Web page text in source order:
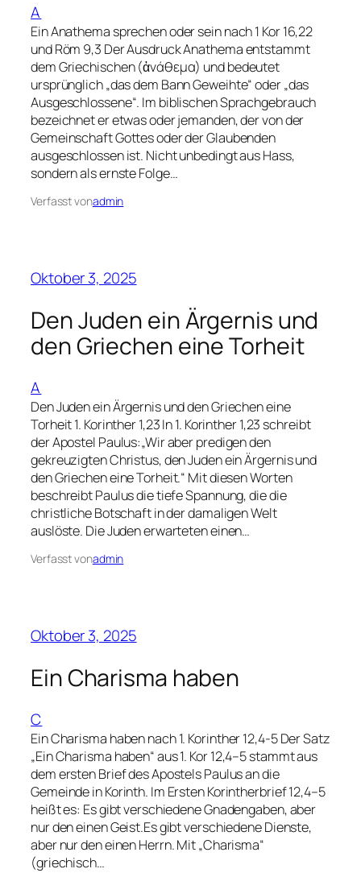
A
Ein Anathema sprechen oder sein nach 1 Kor 16,22
und Röm 9,3 Der Ausdruck Anathema entstammt
dem Griechischen (ἀνάθεμα) und bedeutet
ursprünglich „das dem Bann Geweihte“ oder „das
Ausgeschlossene“. Im biblischen Sprachgebrauch
bezeichnet er etwas oder jemanden, der von der
Gemeinschaft Gottes oder der Glaubenden
ausgeschlossen ist. Nicht unbedingt aus Hass,
sondern als ernste Folge…
Verfasst vonadmin
Oktober 3, 2025
Den Juden ein Ärgernis und
den Griechen eine Torheit
A
Den Juden ein Ärgernis und den Griechen eine
Torheit 1. Korinther 1,23 In 1. Korinther 1,23 schreibt
der Apostel Paulus:„Wir aber predigen den
gekreuzigten Christus, den Juden ein Ärgernis und
den Griechen eine Torheit.“ Mit diesen Worten
beschreibt Paulus die tiefe Spannung, die die
christliche Botschaft in der damaligen Welt
auslöste. Die Juden erwarteten einen…
Verfasst vonadmin
Oktober 3, 2025
Ein Charisma haben
C
Ein Charisma haben nach 1. Korinther 12,4-5 Der Satz
„Ein Charisma haben“ aus 1. Kor 12,4–5 stammt aus
dem ersten Brief des Apostels Paulus an die
Gemeinde in Korinth. Im Ersten Korintherbrief 12,4–5
heißt es: Es gibt verschiedene Gnadengaben, aber
nur den einen Geist.Es gibt verschiedene Dienste,
aber nur den einen Herrn. Mit „Charisma“
(griechisch…